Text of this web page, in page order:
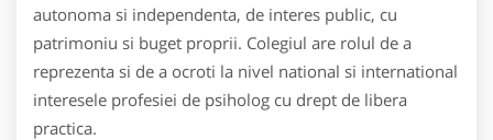
autonoma si independenta, de interes public, cu
patrimoniu si buget proprii. Colegiul are rolul de a
reprezenta si de a ocroti la nivel national si international
interesele profesiei de psiholog cu drept de libera
practica.